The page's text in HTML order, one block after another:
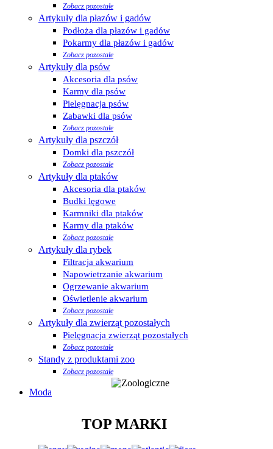
Zobacz pozostałe
Artykuły dla płazów i gadów
Podłoża dla płazów i gadów
Pokarmy dla płazów i gadów
Zobacz pozostałe
Artykuły dla psów
Akcesoria dla psów
Karmy dla psów
Pielęgnacja psów
Zabawki dla psów
Zobacz pozostałe
Artykuły dla pszczół
Domki dla pszczół
Zobacz pozostałe
Artykuły dla ptaków
Akcesoria dla ptaków
Budki lęgowe
Karmniki dla ptaków
Karmy dla ptaków
Zobacz pozostałe
Artykuły dla rybek
Filtracja akwarium
Napowietrzanie akwarium
Ogrzewanie akwarium
Oświetlenie akwarium
Zobacz pozostałe
Artykuły dla zwierząt pozostałych
Pielęgnacja zwierząt pozostałych
Zobacz pozostałe
Standy z produktami zoo
Zobacz pozostałe
Moda
TOP MARKI